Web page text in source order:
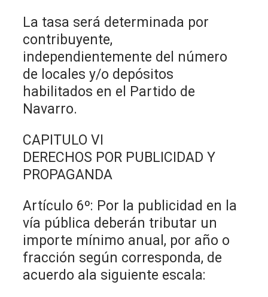
La tasa será determinada por
contribuyente,
independientemente del número
de locales y/o depósitos
habilitados en el Partido de
Navarro.
CAPITULO VI
DERECHOS POR PUBLICIDAD Y
PROPAGANDA
Artículo 6º: Por la publicidad en la
vía pública deberán tributar un
importe mínimo anual, por año o
fracción según corresponda, de
acuerdo ala siguiente escala: